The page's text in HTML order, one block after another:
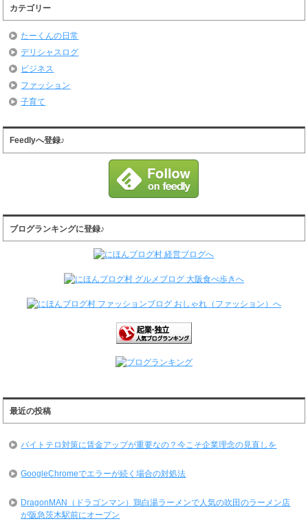
カテゴリー
たーくんの日常
デリシャスログ
ビジネス
ファッション
子育て
Feedlyへ登録♪
ブログランキングに登録♪
最近の投稿
バイトテロ対策に賃金アップが重要なの？今こそ企業理念の見直しを
GoogleChromeでエラーが続く場合の対処法
DragonMAN（ドラゴンマン）鶏白湯ラーメンで人気の吹田のラーメン店
が阪急茨木駅前にオープン